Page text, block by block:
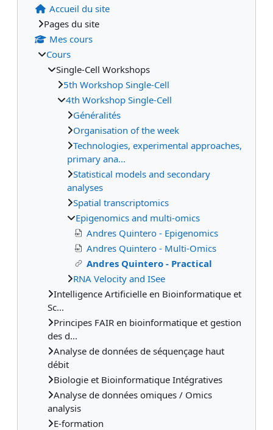
Accueil du site
Pages du site
Mes cours
Cours
Single-Cell Workshops
5th Workshop Single-Cell
4th Workshop Single-Cell
Généralités
Organisation of the week
Technologies, experimental approaches,
primary ana...
Statistical models and secondary
analyses
Spatial transcriptomics
Epigenomics and multi-omics
Andres Quintero - Epigenomics
Andres Quintero - Multi-Omics
Andres Quintero - Practical
RNA Velocity and ISee
Intelligence Artificielle en Bioinformatique et
Sc...
Principes FAIR en bioinformatique et gestion
des d...
Analyse de données de séquençage haut
débit
Biologie et Bioinformatique Intégratives
Analyse de données omiques / Omics
analysis
E-formation